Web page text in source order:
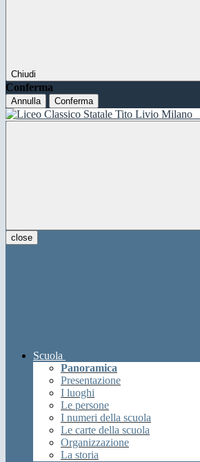
Chiudi
Conferma
Annulla Conferma
close
Scuola
Panoramica
Presentazione
I luoghi
Le persone
I numeri della scuola
Le carte della scuola
Organizzazione
La storia